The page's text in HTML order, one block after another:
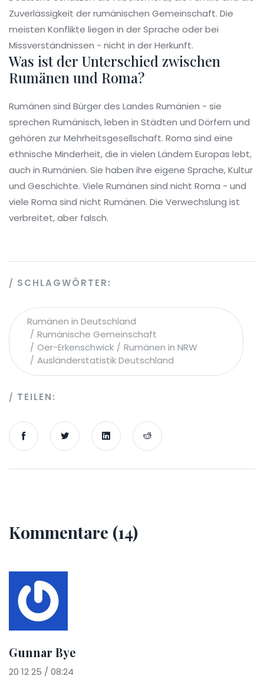
Zuverlässigkeit der rumänischen Gemeinschaft. Die
meisten Konflikte liegen in der Sprache oder bei
Missverständnissen - nicht in der Herkunft.
Was ist der Unterschied zwischen
Rumänen und Roma?
Rumänen sind Bürger des Landes Rumänien - sie
sprechen Rumänisch, leben in Städten und Dörfern und
gehören zur Mehrheitsgesellschaft. Roma sind eine
ethnische Minderheit, die in vielen Ländern Europas lebt,
auch in Rumänien. Sie haben ihre eigene Sprache, Kultur
und Geschichte. Viele Rumänen sind nicht Roma - und
viele Roma sind nicht Rumänen. Die Verwechslung ist
verbreitet, aber falsch.
SCHLAGWÖRTER:
Rumänen in Deutschland
Rumänische Gemeinschaft
Oer-Erkenschwick
Rumänen in NRW
Ausländerstatistik Deutschland
TEILEN:
Kommentare (14)
Gunnar Bye
20 12 25 / 08:24